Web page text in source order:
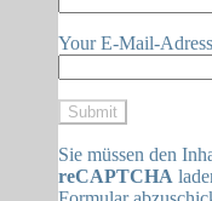
Your E-Mail-
Sie müssen den
reCAPTCHA